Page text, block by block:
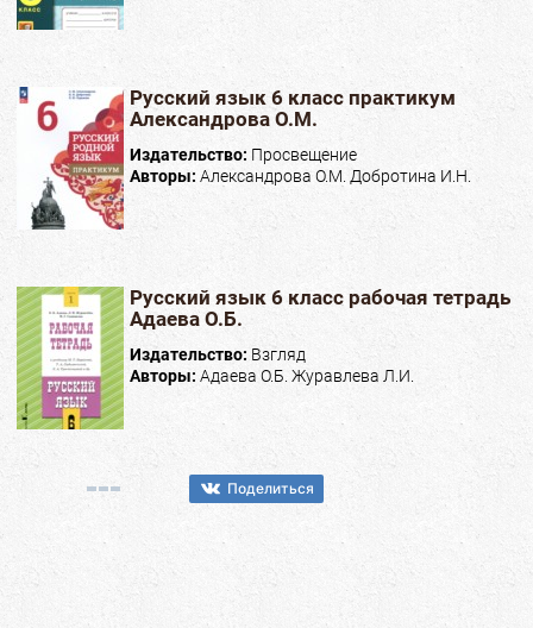
Русский язык 6 класс практикум
Александрова О.М.
Издательство: Просвещение
Авторы: Александрова О.М. Добротина И.Н.
Русский язык 6 класс рабочая тетрадь
Адаева О.Б.
Издательство: Взгляд
Авторы: Адаева О.Б. Журавлева Л.И.
Поделиться